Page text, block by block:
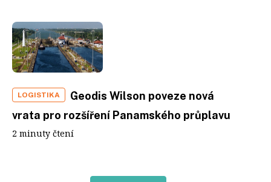
LOGISTIKA
Geodis Wilson poveze nová
vrata pro rozšíření Panamského průplavu
2 minuty čtení